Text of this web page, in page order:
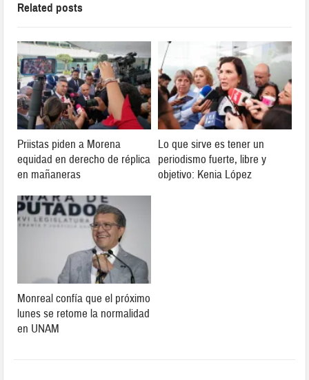
Related posts
Priistas piden a Morena
equidad en derecho de réplica
en mañaneras
Lo que sirve es tener un
periodismo fuerte, libre y
objetivo: Kenia López
Monreal confía que el próximo
lunes se retome la normalidad
en UNAM